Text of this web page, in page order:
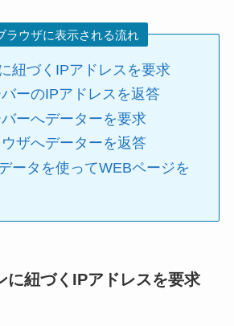
ラウザに表示される流れ
紐づくIPアドレスを要求
ーのIPアドレスを返答
ーへデーターを要求
ザへデーターを返答
ータを使ってWEBページを
に紐づくIPアドレスを要求